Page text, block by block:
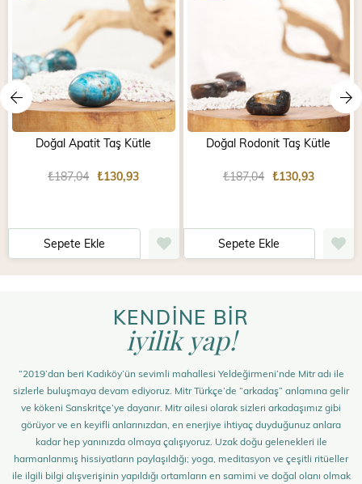
Doğal Apatit Taş Kütle
₺130,93
₺187,04
Sepete Ekle
Doğal Rodonit Taş Kütle
₺130,93
₺187,04
Sepete Ekle
KENDİNE BİR
iyilik yap!
“2019’dan beri Kadıköy’ün sevimli mahallesi Yeldeğirmeni’nde Mitr adı ile
sizlerle buluşmaya devam ediyoruz. Mitr Türkçe’de “arkadaş” anlamına gelir
ve kökeni Sanskritçe’ye dayanır. Mitr ailesi olarak sizleri arkadaşımız gibi
görüyor ve en keyifli anlarınızdan, en enerjiye ihtiyaç duyduğunuz anlara
kadar hep yanınızda olmaya çalışıyoruz. Uzak doğu gelenekleri ile
harmanlanmış hissiyatların paylaşıldığı; yoga, meditasyon ve çeşitli ritüeller
ile ilgili bilgi alışverişinin yapıldığı ortamların en samimi ve doğal olanı olmak